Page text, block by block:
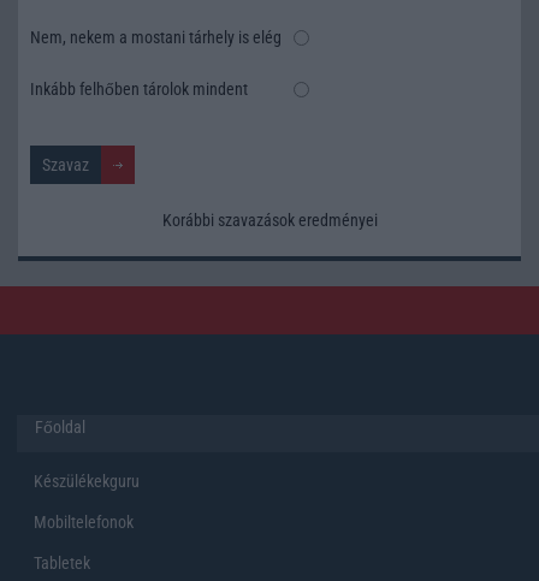
Nem, nekem a mostani tárhely is elég
Inkább felhőben tárolok mindent
Korábbi szavazások eredményei
Főoldal
Készülékekguru
Mobiltelefonok
Tabletek